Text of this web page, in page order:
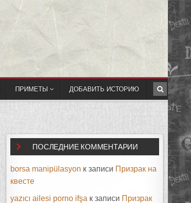
ПРИМЕТЫ ДОБАВИТЬ ИСТОРИЮ
ПОСЛЕДНИЕ КОММЕНТАРИИ
borsa manipülasyon к записи Призрак на
квесте
yazıcı ailesi porno ifşa к записи Призрак